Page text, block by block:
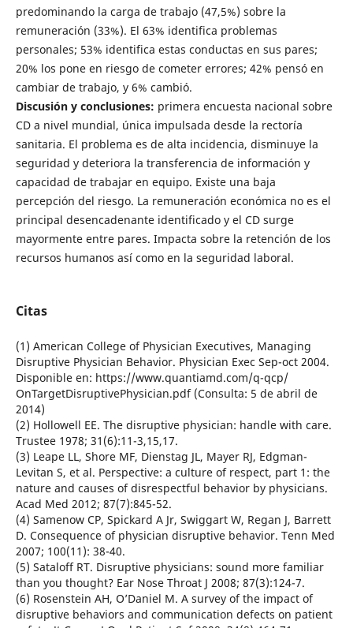
predominando la carga de trabajo (47,5%) sobre la
remuneración (33%). El 63% identifica problemas
personales; 53% identifica estas conductas en sus pares;
20% los pone en riesgo de cometer errores; 42% pensó en
cambiar de trabajo, y 6% cambió.
Discusión y conclusiones: primera encuesta nacional sobre
CD a nivel mundial, única impulsada desde la rectoría
sanitaria. El problema es de alta incidencia, disminuye la
seguridad y deteriora la transferencia de información y
capacidad de trabajar en equipo. Existe una baja
percepción del riesgo. La remuneración económica no es el
principal desencadenante identificado y el CD surge
mayormente entre pares. Impacta sobre la retención de los
recursos humanos así como en la seguridad laboral.
Citas
(1) American College of Physician Executives, Managing
Disruptive Physician Behavior. Physician Exec Sep-oct 2004.
Disponible en: https://www.quantiamd.com/q-qcp/
OnTargetDisruptivePhysician.pdf (Consulta: 5 de abril de
2014)
(2) Hollowell EE. The disruptive physician: handle with care.
Trustee 1978; 31(6):11-3,15,17.
(3) Leape LL, Shore MF, Dienstag JL, Mayer RJ, Edgman-
Levitan S, et al. Perspective: a culture of respect, part 1: the
nature and causes of disrespectful behavior by physicians.
Acad Med 2012; 87(7):845-52.
(4) Samenow CP, Spickard A Jr, Swiggart W, Regan J, Barrett
D. Consequence of physician disruptive behavior. Tenn Med
2007; 100(11): 38-40.
(5) Sataloff RT. Disruptive physicians: sound more familiar
than you thought? Ear Nose Throat J 2008; 87(3):124-7.
(6) Rosenstein AH, O’Daniel M. A survey of the impact of
disruptive behaviors and communication defects on patient